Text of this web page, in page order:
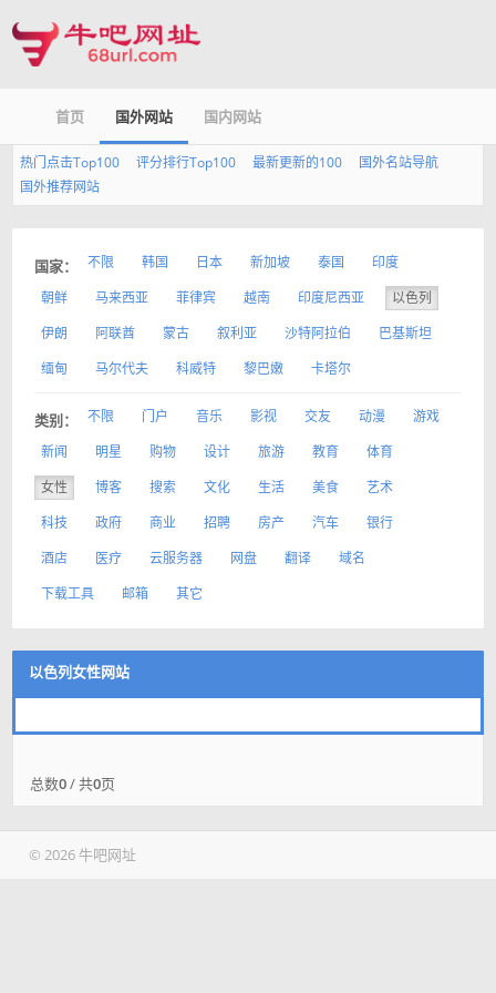
首页 国外网站 国内网站
热门点击Top100 评分排行Top100 最新更新的100
国外名站导航
国外推荐网站
国家： 不限 韩国 日本 新加坡 泰国
印度
朝鲜
马来西亚 菲律宾 越南 印度尼西亚
以色列
伊朗
阿联酋 蒙古 叙利亚 沙特阿拉伯
巴基斯坦
缅甸
马尔代夫 科威特 黎巴嫩 卡塔尔
类别： 不限 门户 音乐 影视 交友 动漫
游戏
新闻
明星 购物 设计 旅游 教育
体育
女性
博客 搜索 文化 生活 美食
艺术
科技
政府 商业 招聘 房产 汽车
银行
酒店
医疗 云服务器 网盘 翻译
域名
下载工具
邮箱 其它
以色列女性网站
总数0/ 共0页
© 2026 牛吧网址